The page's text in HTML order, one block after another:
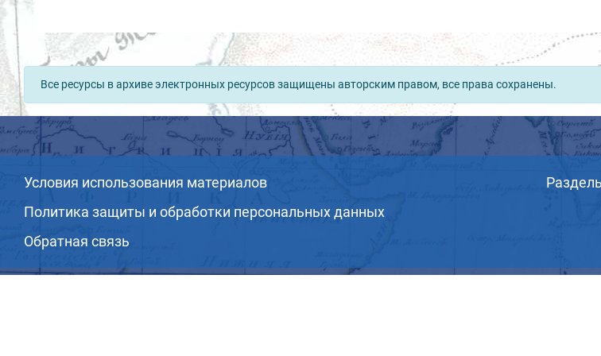
Все ресурсы в архиве электронных ресурсов защищены авторским правом, все права сохранены.
Условия использования материалов
Политика защиты и обработки персональных данных
Обратная связь